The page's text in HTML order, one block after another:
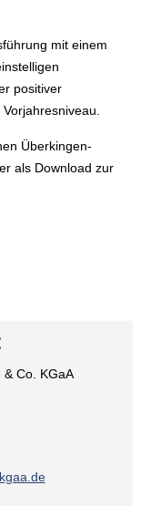
mit einem
positiver
Überkingen-
als Download zur
Co. KGaA